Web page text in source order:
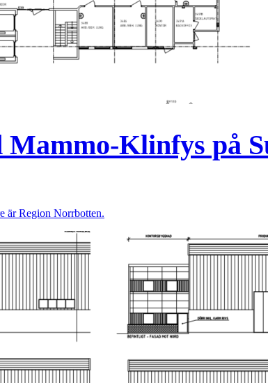
Klinfys på
är Region Norrbotten.